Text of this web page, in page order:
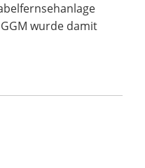
wurde damit